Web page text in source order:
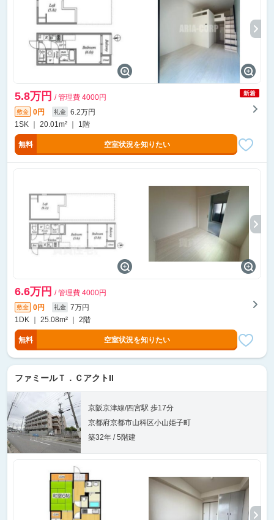
5.8万円 / 管理費 4000円
敷金 0円 礼金
6.2万円
1SK ｜ 20.01m² ｜ 1階
無料 空室状況を知りたい
6.6万円 / 管理費 4000円
敷金 0円 礼金
7万円
1DK ｜ 25.08m² ｜ 2階
無料 空室状況を知りたい
ファミールＴ．ＣアクトII
京阪京津線/四宮駅 歩17分
京都府京都市山科区小山姫子町
築32年 / 5階建